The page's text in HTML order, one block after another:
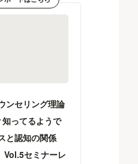
ンセリング理論
知ってるようで
と認知の関係
Vol.5セミナーレ